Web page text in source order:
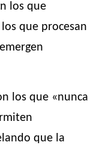
los que
que procesan
los que «nunca
que la